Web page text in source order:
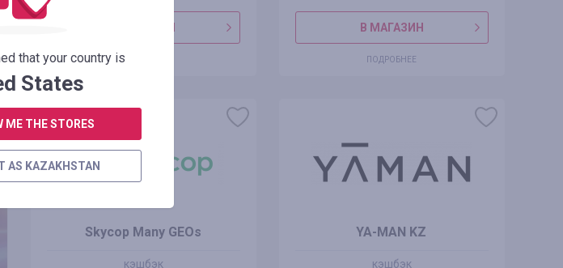
ПОДРОБНЕЕ
В МАГАЗИН
ПОДРОБНЕЕ
Skycop Many GEOs
кэшбэк
YA-MAN KZ
кэшбэк
that your country is
States
ME THE STORES
AS KAZAKHSTAN